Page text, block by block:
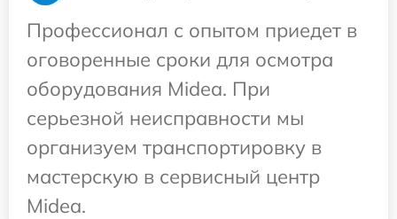
Профессионал с опытом приедет в
оговоренные сроки для осмотра
оборудования Midea. При
серьезной неисправности мы
организуем транспортировку в
мастерскую в сервисный центр
Midea.